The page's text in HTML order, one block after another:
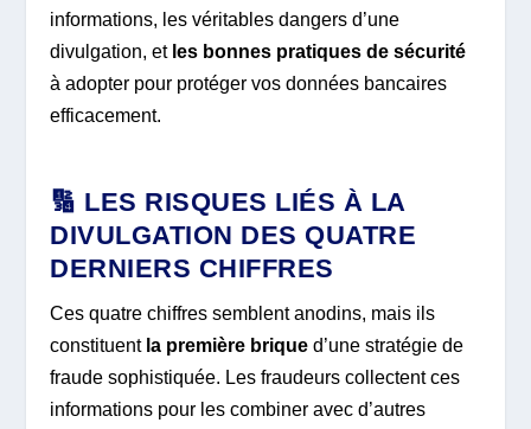
informations, les véritables dangers d’une
divulgation, et les bonnes pratiques de sécurité
à adopter pour protéger vos données bancaires
efficacement.
🔢 LES RISQUES LIÉS À LA
DIVULGATION DES QUATRE
DERNIERS CHIFFRES
Ces quatre chiffres semblent anodins, mais ils
constituent la première brique d’une stratégie de
fraude sophistiquée. Les fraudeurs collectent ces
informations pour les combiner avec d’autres